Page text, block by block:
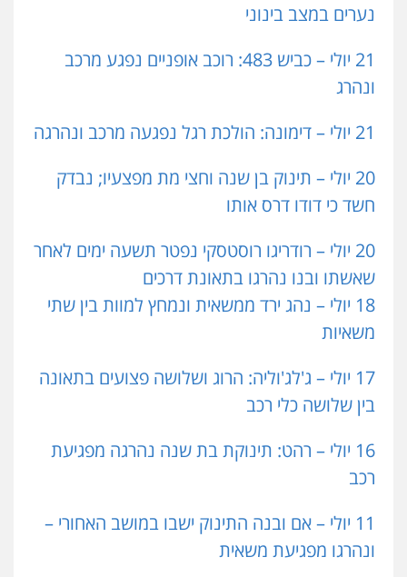
נערים במצב בינוני
21 יולי – כביש 483: רוכב אופניים נפגע מרכב
ונהרג
21 יולי – דימונה: הולכת רגל נפגעה מרכב ונהרגה
20 יולי – תינוק בן שנה וחצי מת מפצעיו; נבדק
חשד כי דודו דרס אותו
20 יולי – רודריגו רוסטסקי נפטר תשעה ימים לאחר
שאשתו ובנו נהרגו בתאונת דרכים
18 יולי – נהג ירד ממשאית ונמחץ למוות בין שתי
משאיות
17 יולי – ג'לג'וליה: הרוג ושלושה פצועים בתאונה
בין שלושה כלי רכב
16 יולי – רהט: תינוקת בת שנה נהרגה מפגיעת
רכב
11 יולי – אם ובנה התינוק ישבו במושב האחורי –
ונהרגו מפגיעת משאית